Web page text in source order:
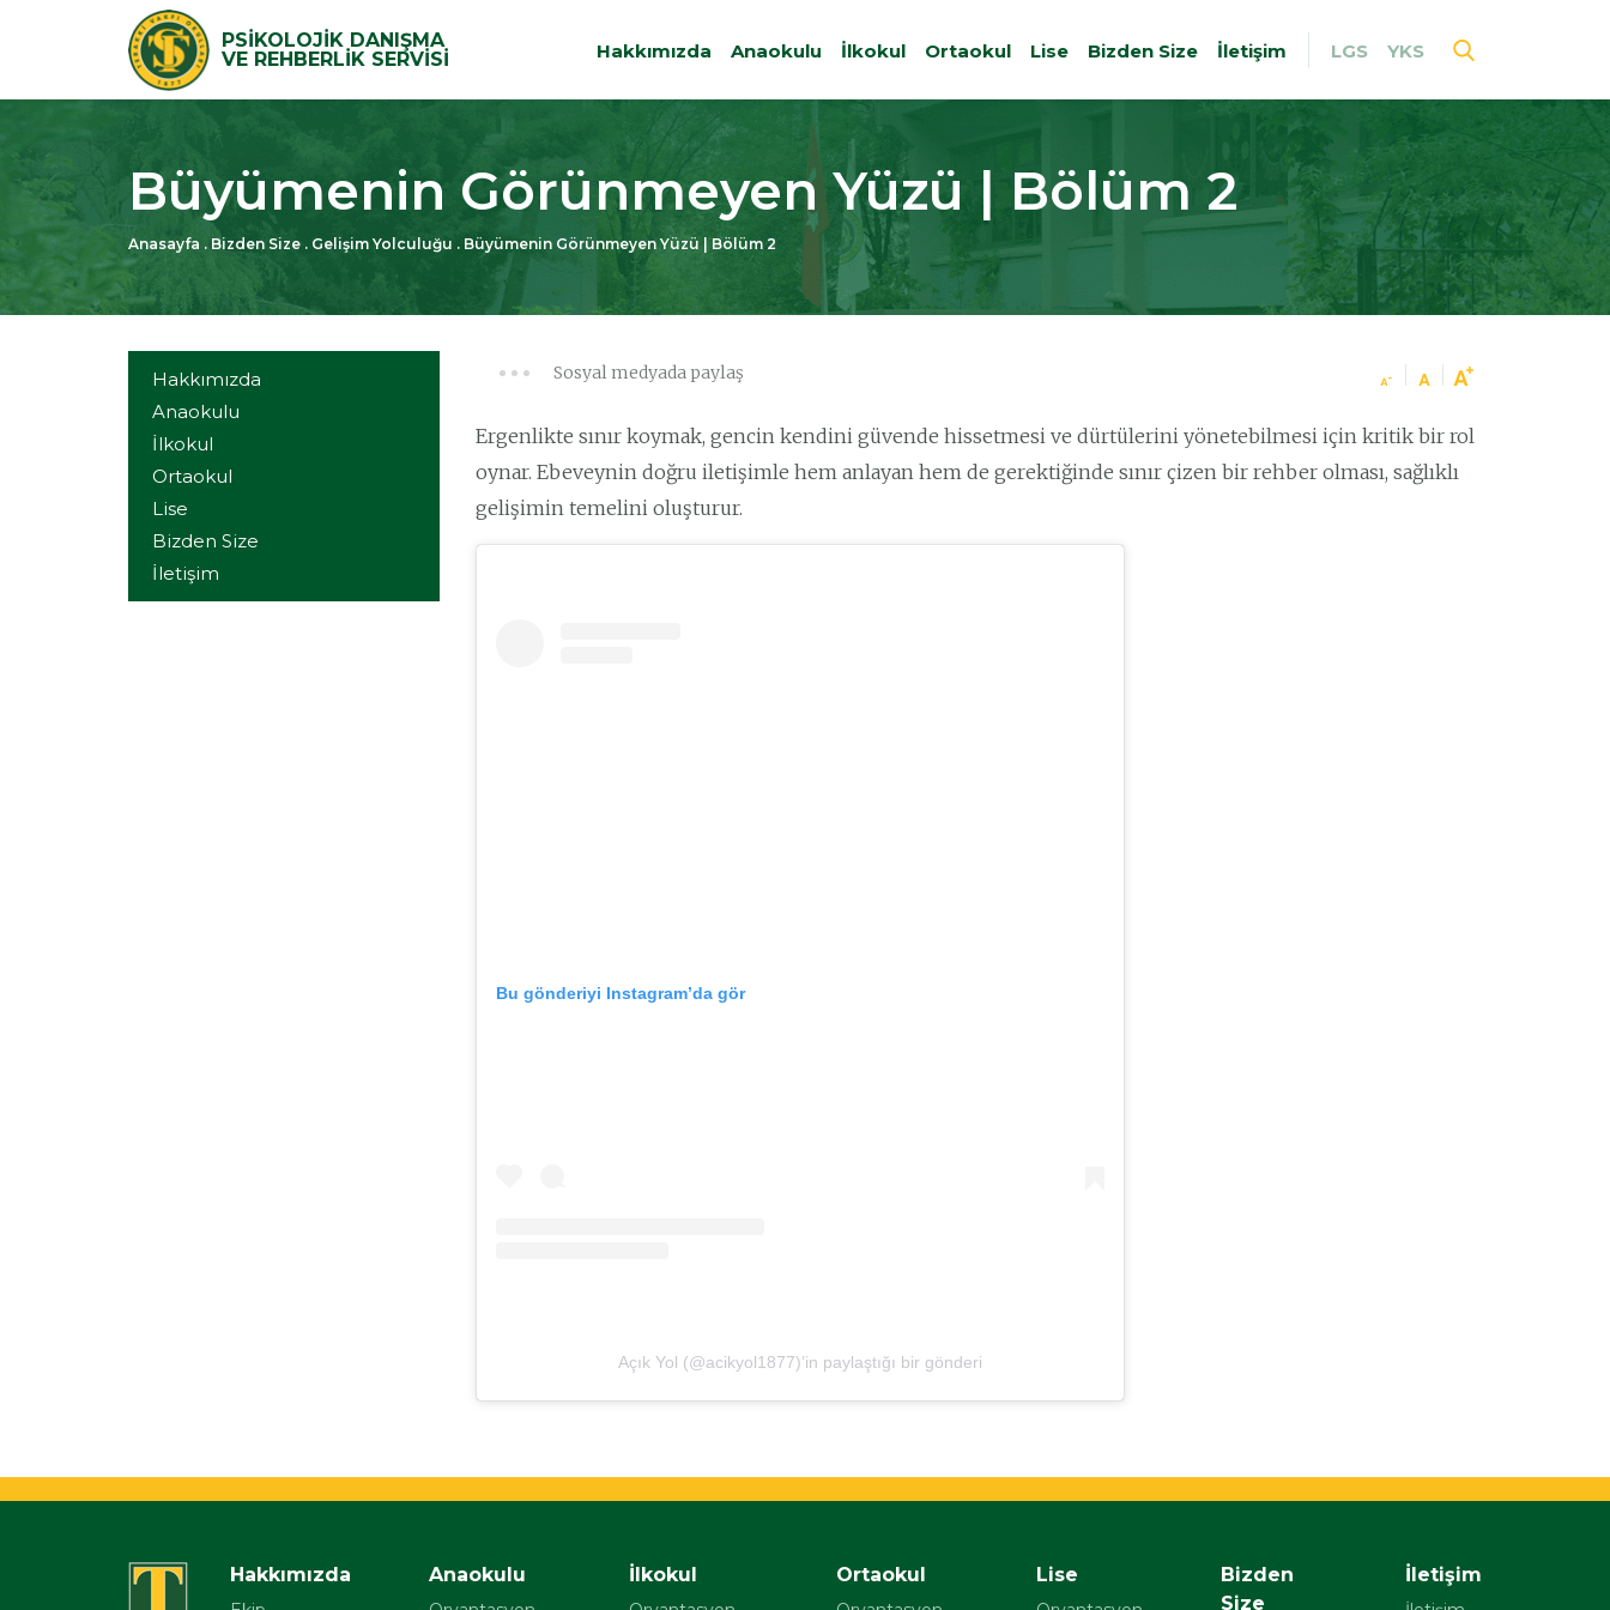
PSİKOLOJİK DANIŞMA
VE REHBERLİK SERVİSİ
Hakkımızda Anaokulu İlkokul Ortaokul Lise Bizden Size İletişim LGS YKS
Büyümenin Görünmeyen Yüzü | Bölüm 2
Anasayfa . Bizden Size . Gelişim Yolculuğu . Büyümenin Görünmeyen Yüzü | Bölüm 2
Hakkımızda
Anaokulu
İlkokul
Ortaokul
Lise
Bizden Size
İletişim
Sosyal medyada paylaş
Ergenlikte sınır koymak, gencin kendini güvende hissetmesi ve dürtülerini yönetebilmesi için kritik bir rol
oynar. Ebeveynin doğru iletişimle hem anlayan hem de gerektiğinde sınır çizen bir rehber olması, sağlıklı
gelişimin temelini oluşturur.
Bu gönderiyi Instagram’da gör
Açık Yol (@acikyol1877)’in paylaştığı bir gönderi
Hakkımızda Anaokulu İlkokul Ortaokul Lise
Bizden
Size
İletişim